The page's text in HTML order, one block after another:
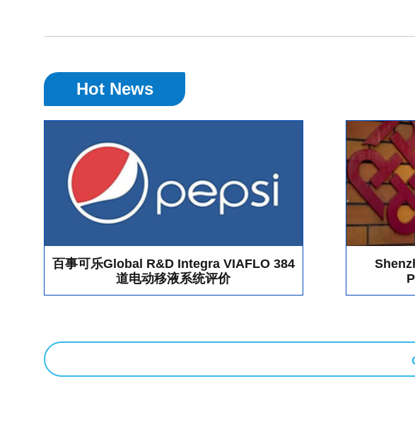
Hot News
百事可乐Global R&D Integra VIAFLO 384
道电动移液系统评价